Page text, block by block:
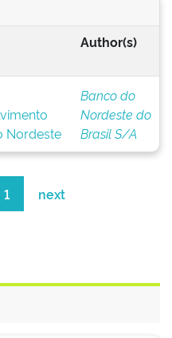
Author(s)
Nordeste
Banco do
Nordeste do
Brasil S/A
1 next